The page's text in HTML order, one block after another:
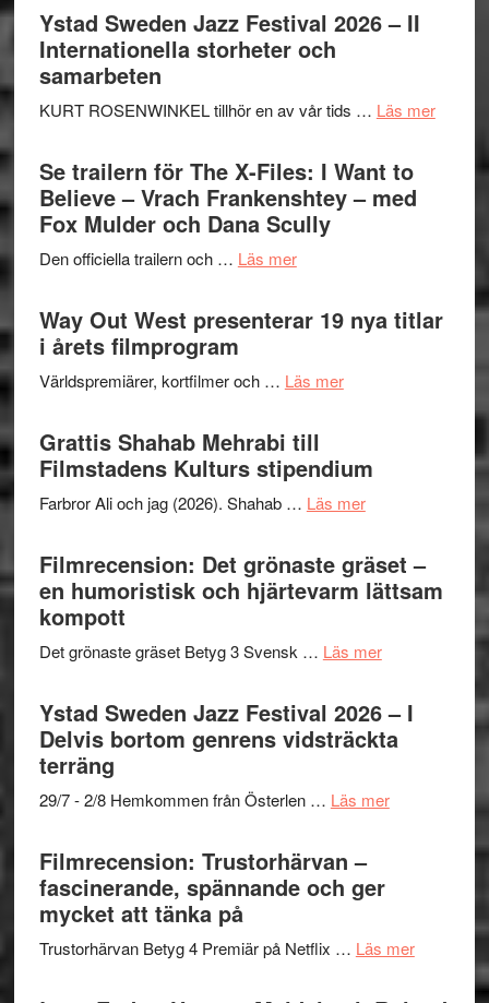
Håkan
Hellström
Folkets
–
en
Ystad Sweden Jazz Festival 2026 – II
Internationella storheter och
samarbeten
KURT ROSENWINKEL tillhör en av vår tids … Läs merom
Se trailern för The X-Files: I Want to
Believe – Vrach Frankenshtey – med
Fox Mulder och Dana Scully
Den officiella trailern och … Läs merom
trailern
för
X-
I
Want
to
Believe
Vrach
Frankenshtey
med
Mulder
och
Dana
Way Out West presenterar 19 nya titlar
i årets filmprogram
Världspremiärer, kortfilmer och … Läs merom
presenterar
19
titlar
i
Grattis Shahab Mehrabi till
Filmstadens Kulturs stipendium
Farbror Ali och jag (2026). Shahab … Läs merom
Shahab
Mehrabi
till
Kulturs
Filmrecension: Det grönaste gräset –
en humoristisk och hjärtevarm lättsam
kompott
Det grönaste gräset Betyg 3 Svensk … Läs merom
Det
grönaste
gräset
en
hjärtevarm
Ystad Sweden Jazz Festival 2026 – I
Delvis bortom genrens vidsträckta
terräng
29/7 - 2/8 Hemkommen från Österlen … Läs merom
–
Filmrecension: Trustorhärvan –
fascinerande, spännande och ger
mycket att tänka på
Trustorhärvan Betyg 4 Premiär på Netflix … Läs merom